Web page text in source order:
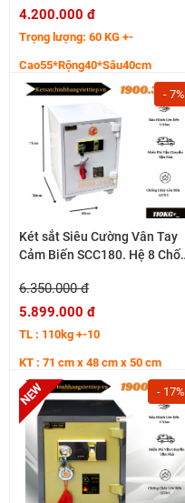
4.200.000 đ
Trọng lượng: 60 KG +-
Cao55*Rộng40*Sâu40cm
- 7%
Két sắt Siêu Cường Vân Tay
Cảm Biến SCC180. Hệ 8 Chốt
6.350.000 đ
5.899.000 đ
TL : 110kg +-10
KT : 71 cm x 48 cm x 50 cm
- 17%